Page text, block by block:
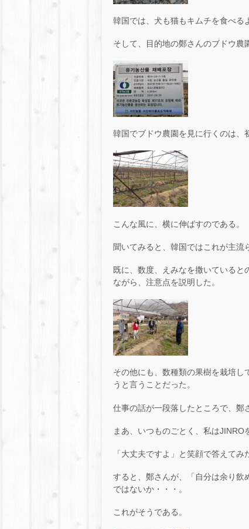
韓国では、犬も猫もキムチを食べる
そして、目的地の鄭さんのブドウ農
韓国でブドウ農園を見に行くのは、
こんな風に、横に伸ばすのである。
聞いてみると、韓国ではこれが主流
既に、数度、えみなを撒いている
ながら、注意点を説明した。
その他にも、数種類の果樹を栽培
うと言うことだった。
仕事の話が一段落したところで、鄭
まあ、いつものごとく、私は
「大丈夫ですよ」と笑顔で答えてみ
すると、鄭さんが、「自分は余り飲
ではないか・・・。
これがそうである。